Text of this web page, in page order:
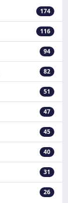
174
116
94
82
51
47
45
40
31
26